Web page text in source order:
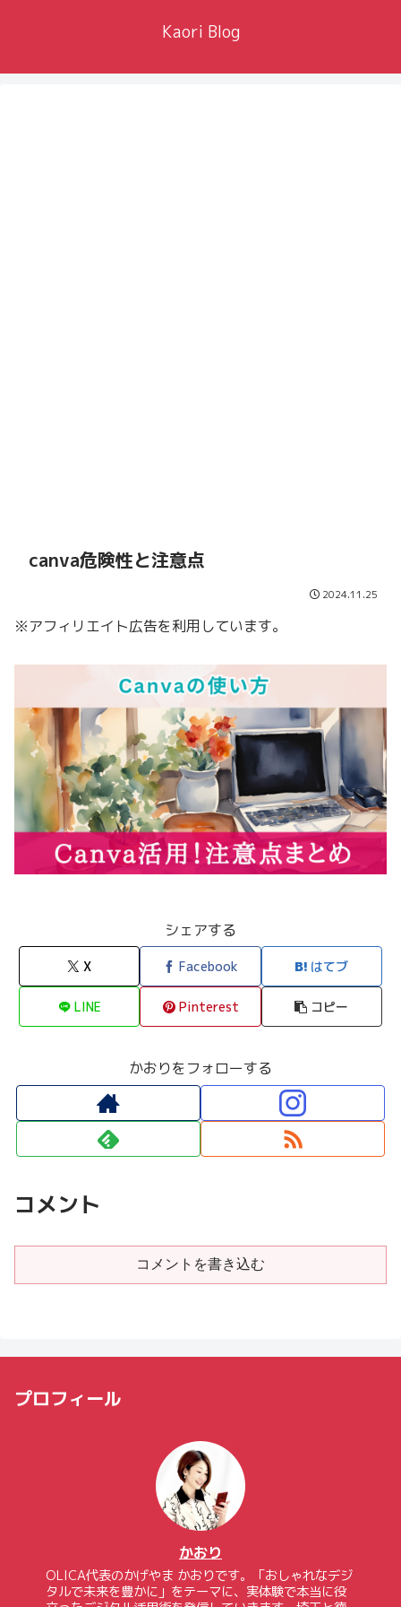
Kaori Blog
canva危険性と注意点
2024.11.25
※アフィリエイト広告を利用しています。
シェアする
X Facebook はてブ
LINE Pinterest コピー
かおりをフォローする
コメント
コメントを書き込む
プロフィール
かおり
OLICA代表のかげやま かおりです。「おしゃれなデジ
タルで未来を豊かに」をテーマに、実体験で本当に役